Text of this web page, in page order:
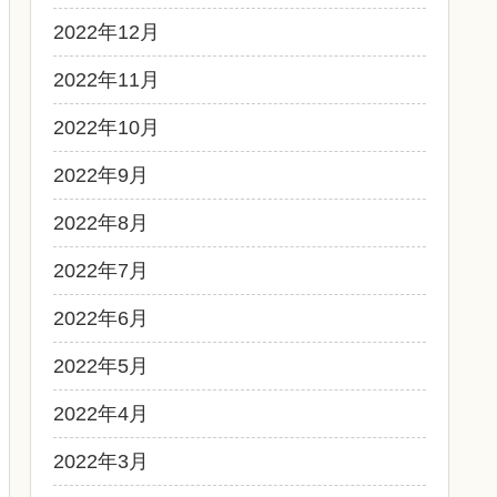
2022年12月
2022年11月
2022年10月
2022年9月
2022年8月
2022年7月
2022年6月
2022年5月
2022年4月
2022年3月